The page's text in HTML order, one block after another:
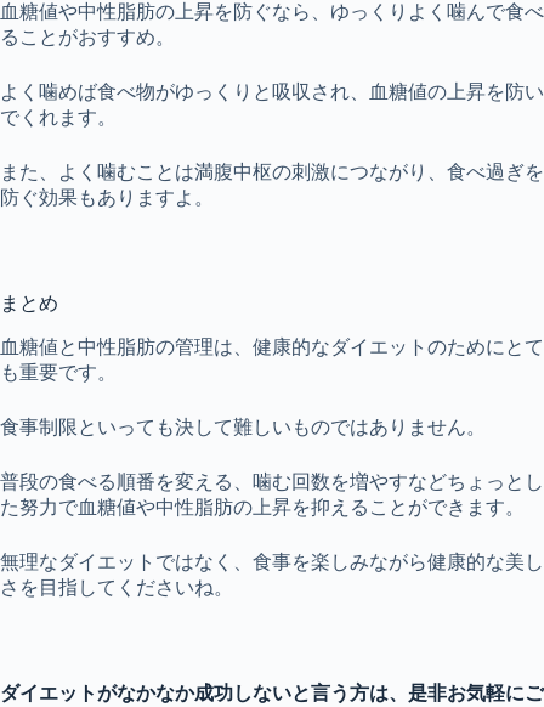
血糖値や中性脂肪の上昇を防ぐなら、ゆっくりよく噛んで食べ
ることがおすすめ。
よく噛めば食べ物がゆっくりと吸収され、血糖値の上昇を防い
でくれます。
また、よく噛むことは満腹中枢の刺激につながり、食べ過ぎを
防ぐ効果もありますよ。
まとめ
血糖値と中性脂肪の管理は、健康的なダイエットのためにとて
も重要です。
食事制限といっても決して難しいものではありません。
普段の食べる順番を変える、噛む回数を増やすなどちょっとし
た努力で血糖値や中性脂肪の上昇を抑えることができます。
無理なダイエットではなく、食事を楽しみながら健康的な美し
さを目指してくださいね。
ダイエットがなかなか成功しないと言う方は、是非お気軽にご